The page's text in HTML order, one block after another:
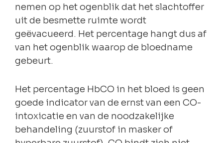
nemen op het ogenblik dat het slachtoffer
uit de besmette ruimte wordt
geëvacueerd. Het percentage hangt dus af
van het ogenblik waarop de bloedname
gebeurt.
Het percentage HbCO in het bloed is geen
goede indicator van de ernst van een CO-
intoxicatie en van de noodzakelijke
behandeling (zuurstof in masker of